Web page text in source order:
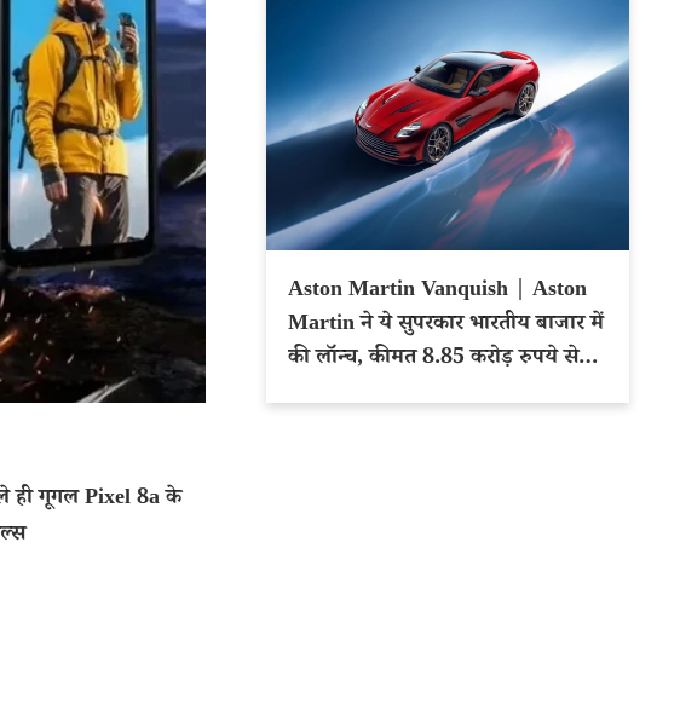
ही गूगल Pixel 8a के
Aston Martin Vanquish | Aston
Martin ने ये सुपरकार भारतीय बाजार में
की लॉन्च, कीमत 8.85 करोड़ रुपये से